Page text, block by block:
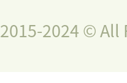
2024 © All